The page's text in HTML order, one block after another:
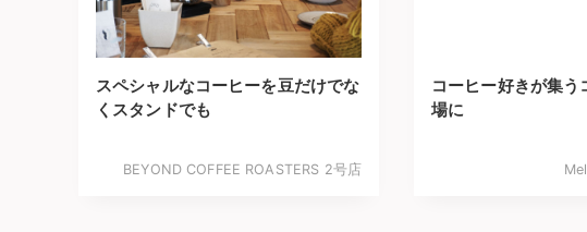
スペシャルなコーヒーを豆だけでな
くスタンドでも
BEYOND COFFEE ROASTERS 2号店
コーヒー好きが集う
場に